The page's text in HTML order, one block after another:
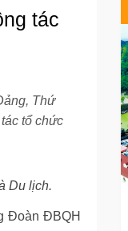
tác
Thứ
tổ chức
Du lịch.
Đoàn ĐBQH